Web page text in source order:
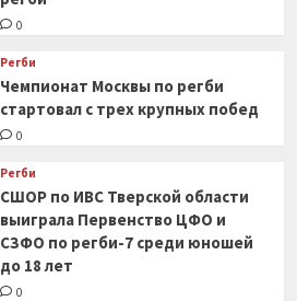
0
Регби
Чемпионат Москвы по регби
стартовал с трех крупных побед
0
Регби
СШОР по ИВС Тверской области
выиграла Первенство ЦФО и
СЗФО по регби-7 среди юношей
до 18 лет
0